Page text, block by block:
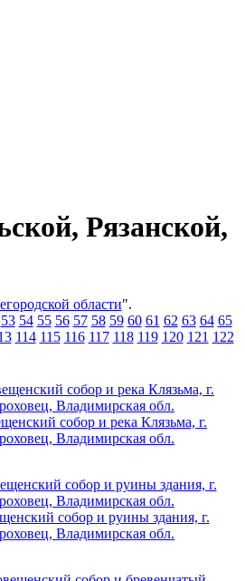
Рязанской,
области".
53 54 55 56 57 58 59 60 61 62 63 64 65
114 115 116 117 118 119 120 121 122
собор и река Клязьма, г.
Владимирская обл.
собор и руины здания, г.
Владимирская обл.